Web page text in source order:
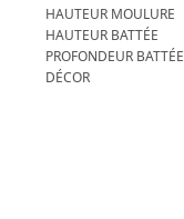
HAUTEUR MOULURE
HAUTEUR BATTÉE
PROFONDEUR BATTÉE
DÉCOR